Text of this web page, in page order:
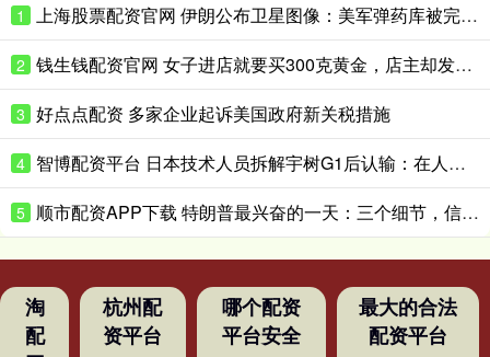
1 上海股票配资官网 伊朗公布卫星图像：美军弹药库被完全摧毁
2 钱生钱配资官网 女子进店就要买300克黄金，店主却发现一个反常细节
3 好点点配资 多家企业起诉美国政府新关税措施
4 智博配资平台 日本技术人员拆解宇树G1后认输：在人形机器人领域，日本想在短时间内缩小与中国的差距“恐怕并不现实”
5 顺市配资APP下载 特朗普最兴奋的一天：三个细节，信息量很大
淘
配
杭州配
资平台
哪个配资
平台安全
最大的合法
配资平台